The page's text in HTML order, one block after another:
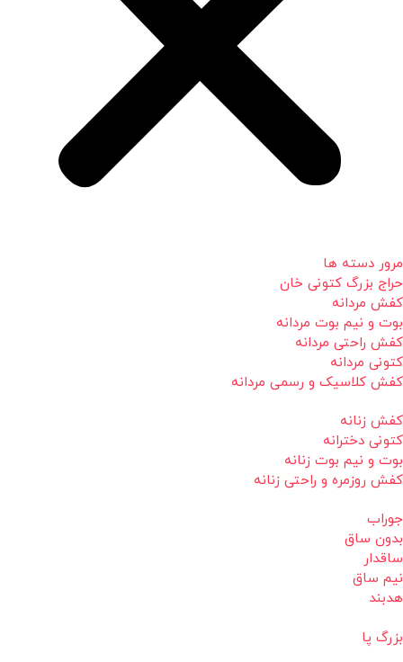
مرور دسته ها
حراج بزرگ کتونی خان
کفش مردانه
بوت و نیم بوت مردانه
کفش راحتی مردانه
کتونی مردانه
کفش کلاسیک و رسمی مردانه
کفش زنانه
کتونی دخترانه
بوت و نیم بوت زنانه
کفش روزمره و راحتی زنانه
جوراب
بدون ساق
ساقدار
نیم ساق
هدبند
بزرگ پا